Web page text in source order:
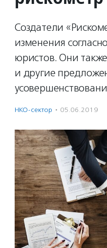
Создатели
изменения
юристов. Они
и другие
НКО-сектор · 05.06.2019